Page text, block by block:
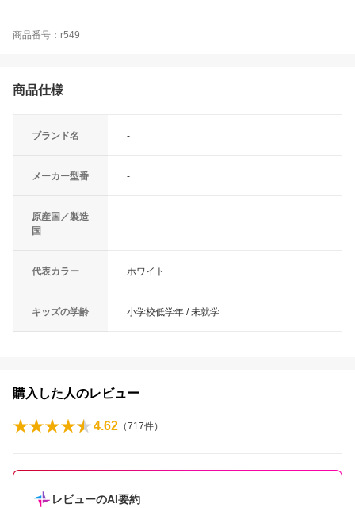
商品番号：r549
商品仕様
ブランド名 -
メーカー型番 -
原産国／製造
国
-
代表カラー ホワイト
キッズの学齢 小学校低学年 / 未就学
購入した人のレビュー
4.62 （717件）
レビューのAI要約